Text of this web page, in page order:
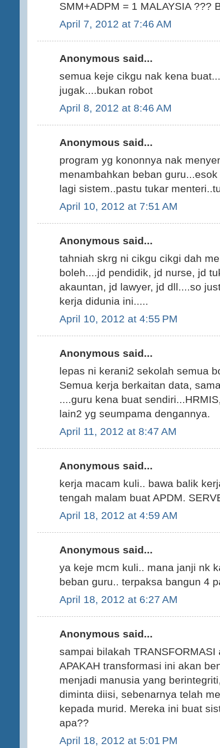
SMM+ADPM = 1 MALAYSIA ???
April 7, 2012 at 7:46 AM
Anonymous said...
semua keje cikgu nak kena
jugak....bukan robot
April 8, 2012 at 8:46 AM
Anonymous said...
program yg kononnya nak
menambahkan beban
lagi sistem..pastu tukar
April 10, 2012 at 7:51 AM
Anonymous said...
tahniah skrg ni cikgu cikgi dah
boleh....jd pendidik, jd nurse, jd
akauntan, jd lawyer, jd dll....so
kerja didunia ini.....
April 10, 2012 at 4:55 PM
Anonymous said...
lepas ni kerani2 sekolah semua
Semua kerja berkaitan data,
....guru kena buat
lain2 yg seumpama dengannya.
April 11, 2012 at 8:47 AM
Anonymous said...
kerja macam kuli.. bawa balik
tengah malam buat APDM.
April 18, 2012 at 4:59 AM
Anonymous said...
ya keje mcm kuli.. mana janji nk
beban guru.. terpaksa bangun 4
April 18, 2012 at 6:27 AM
Anonymous said...
sampai bilakah
APAKAH transformasi ini akan
menjadi manusia yang
diminta diisi, sebenarnya telah
kepada murid. Mereka ini buat
apa??
April 18, 2012 at 5:01 PM